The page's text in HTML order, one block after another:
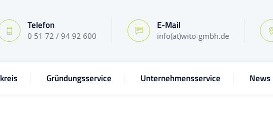
Telefon
0 51 72 / 94 92 600
E-Mail
info(at)wito-gmbh.de
Gründungsservice Unternehmensservice News